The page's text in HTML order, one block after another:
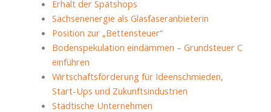
Erhalt der Spätshops
Sachsenenergie als Glasfaseranbieterin
Position zur „Bettensteuer“
Bodenspekulation eindämmen – Grundsteuer C
einführen
Wirtschaftsförderung für Ideenschmieden,
Start-Ups und Zukunftsindustrien
Städtische Unternehmen